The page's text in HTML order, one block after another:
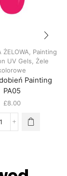
ŻELOWA
Painting
UV Gels
Żele
Painting
PA05
£8.00